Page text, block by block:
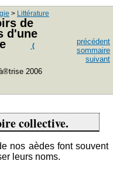
> Littérature
de
d'une
(
2006
précédent
sommaire
suivant
collective.
nos aèdes font souvent
leurs noms.